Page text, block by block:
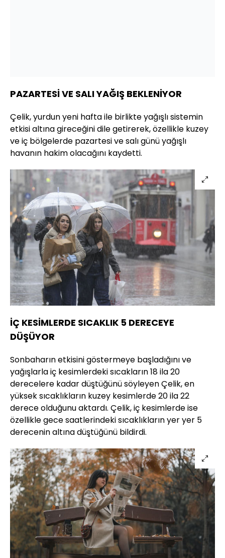
PAZARTESİ VE SALI YAĞIŞ BEKLENİYOR
Çelik, yurdun yeni hafta ile birlikte yağışlı sistemin
etkisi altına gireceğini dile getirerek, özellikle kuzey
ve iç bölgelerde pazartesi ve salı günü yağışlı
havanın hakim olacağını kaydetti.
İÇ KESİMLERDE SICAKLIK 5 DERECEYE
DÜŞÜYOR
Sonbaharın etkisini göstermeye başladığını ve
yağışlarla iç kesimlerdeki sıcakların 18 ila 20
derecelere kadar düştüğünü söyleyen Çelik, en
yüksek sıcaklıkların kuzey kesimlerde 20 ila 22
derece olduğunu aktardı. Çelik, iç kesimlerde ise
özellikle gece saatlerindeki sıcaklıkların yer yer 5
derecenin altına düştüğünü bildirdi.